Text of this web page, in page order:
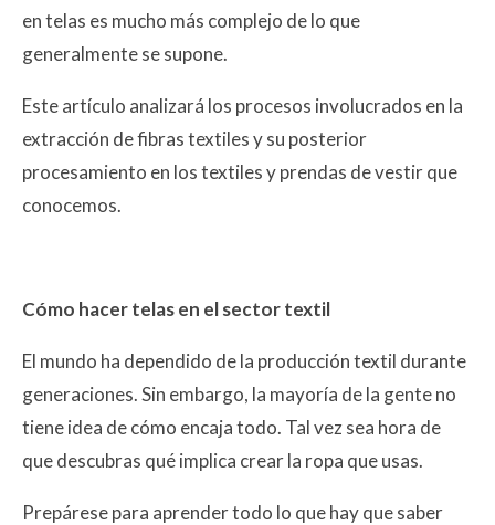
en telas es mucho más complejo de lo que
generalmente se supone.
Este artículo analizará los procesos involucrados en la
extracción de fibras textiles y su posterior
procesamiento en los textiles y prendas de vestir que
conocemos.
Cómo hacer telas en el sector textil
El mundo ha dependido de la producción textil durante
generaciones. Sin embargo, la mayoría de la gente no
tiene idea de cómo encaja todo. Tal vez sea hora de
que descubras qué implica crear la ropa que usas.
Prepárese para aprender todo lo que hay que saber